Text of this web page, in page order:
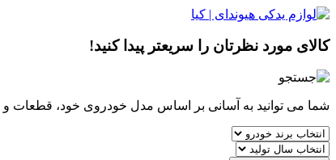
کالای مورد نظرتان را سریعتر پیدا کنید!
شما می توانید به آسانی بر اساس مدل خودروی خود، قطعات و